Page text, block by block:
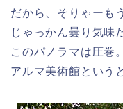
だから、そりゃーも
じゃっかん曇り気味
このパノラマは圧巻。
アルマ美術館という